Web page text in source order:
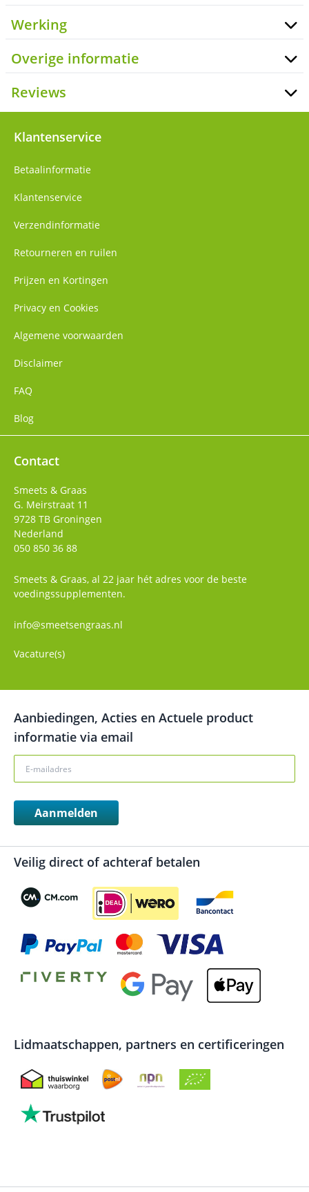
Werking
Overige informatie
Reviews
Klantenservice
Betaalinformatie
Klantenservice
Verzendinformatie
Retourneren en ruilen
Prijzen en Kortingen
Privacy en Cookies
Algemene voorwaarden
Disclaimer
FAQ
Blog
Contact
Smeets & Graas
G. Meirstraat 11
9728 TB Groningen
Nederland
050 850 36 88
Smeets & Graas, al 22 jaar hét adres voor de beste
voedingssupplementen.
info@smeetsengraas.nl
Vacature(s)
Aanbiedingen, Acties en Actuele product
informatie via email
Aanmelden
Veilig direct of achteraf betalen
Lidmaatschappen, partners en certificeringen